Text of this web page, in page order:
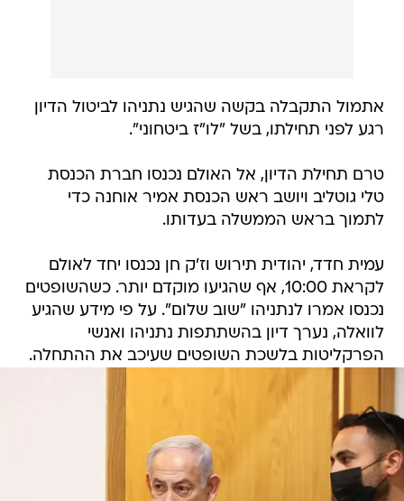
אתמול התקבלה בקשה שהגיש נתניהו לביטול הדיון
רגע לפני תחילתו, בשל "לו"ז ביטחוני".
טרם תחילת הדיון, אל האולם נכנסו חברת הכנסת
טלי גוטליב ויושב ראש הכנסת אמיר אוחנה כדי
לתמוך בראש הממשלה בעדותו.
עמית חדד, יהודית תירוש וז'ק חן נכנסו יחד לאולם
לקראת 10:00, אף שהגיעו מוקדם יותר. כשהשופטים
נכנסו אמרו לנתניהו "שוב שלום". על פי מידע שהגיע
לוואלה, נערך דיון בהשתתפות נתניהו ואנשי
הפרקליטות בלשכת השופטים שעיכב את ההתחלה.